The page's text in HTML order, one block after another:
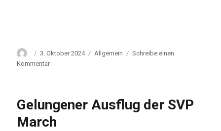
AutorVeröffentlicht
am
3. Oktober 2024 Kategorien
Allgemein
Schreibe einen
Kommentarzu
Konferenz
der
March
Gelungener Ausflug der SVP
March